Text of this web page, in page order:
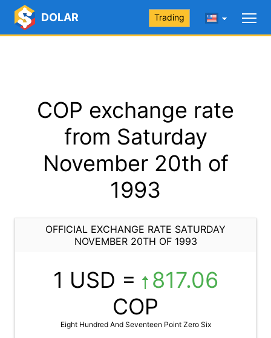
DOLAR Trading
COP exchange rate
from Saturday
November 20th of
1993
OFFICIAL EXCHANGE RATE SATURDAY
NOVEMBER 20TH OF 1993
1 USD =
817.06
COP
Eight Hundred And Seventeen Point Zero Six